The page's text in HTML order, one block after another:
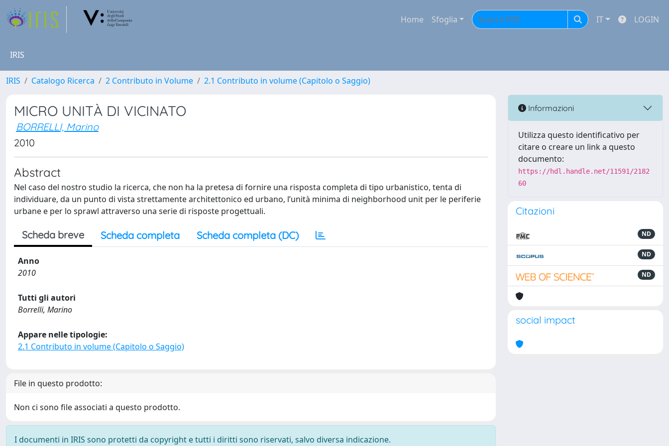
Home Sfoglia IT LOGIN
IRIS
IRIS Catalogo Ricerca 2 Contributo in Volume 2.1 Contributo in volume (Capitolo o Saggio)
MICRO UNITÀ DI VICINATO
BORRELLI, Marino
2010
Abstract
Nel caso del nostro studio la ricerca, che non ha la pretesa di fornire una risposta completa di tipo urbanistico, tenta di
individuare, da un punto di vista strettamente architettonico ed urbano, l’unità minima di neighborhood unit per le periferie
urbane e per lo sprawl attraverso una serie di risposte progettuali.
Scheda breve Scheda completa Scheda completa (DC)
Anno
2010
Tutti gli autori
Borrelli, Marino
Appare nelle tipologie:
2.1 Contributo in volume (Capitolo o Saggio)
File in questo prodotto:
Non ci sono file associati a questo prodotto.
I documenti in IRIS sono protetti da copyright e tutti i diritti sono riservati, salvo diversa indicazione.
Informazioni
Utilizza questo identificativo per
citare o creare un link a questo
documento:
https://hdl.handle.net/11591/2182
60
Citazioni
ND
ND
ND
social impact